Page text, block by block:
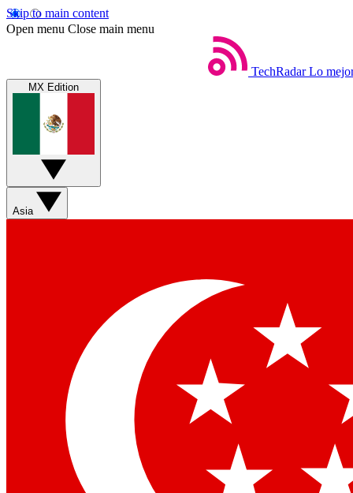
Skip to main content
Open menu Close main menu
TechRadar Lo
MX Edition
Asia